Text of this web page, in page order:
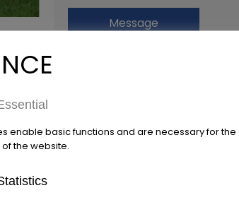
+39 0522 268511
Message
enable basic functions and are necessary for the
the website.